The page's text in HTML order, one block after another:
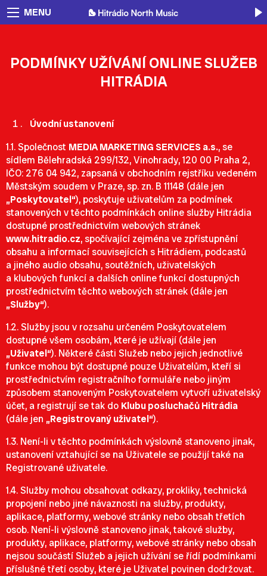
MENU
PODMÍNKY UŽÍVÁNÍ ONLINE SLUŽEB
HITRÁDIA
Úvodní ustanovení
1.1. Společnost MEDIA MARKETING SERVICES a.s., se
sídlem Bělehradská 299/132, Vinohrady, 120 00 Praha 2,
IČO: 276 04 942, zapsaná v obchodním rejstříku vedeném
Městským soudem v Praze, sp. zn. B 11148 (dále jen
„Poskytovatel“), poskytuje uživatelům za podmínek
stanovených v těchto podmínkách online služby Hitrádia
dostupné prostřednictvím webových stránek
www.hitradio.cz, spočívající zejména ve zpřístupnění
obsahu a informací souvisejících s Hitrádiem, podcastů
a jiného audio obsahu, soutěžních, uživatelských
a klubových funkcí a dalších online funkcí dostupných
prostřednictvím těchto webových stránek (dále jen
„Služby“).
1.2. Služby jsou v rozsahu určeném Poskytovatelem
dostupné všem osobám, které je užívají (dále jen
„Uživatel“). Některé části Služeb nebo jejich jednotlivé
funkce mohou být dostupné pouze Uživatelům, kteří si
prostřednictvím registračního formuláře nebo jiným
způsobem stanoveným Poskytovatelem vytvoří uživatelský
účet, a registrují se tak do Klubu posluchačů Hitrádia
(dále jen „Registrovaný uživatel“).
1.3. Není-li v těchto podmínkách výslovně stanoveno jinak,
ustanovení vztahující se na Uživatele se použijí také na
Registrované uživatele.
1.4. Služby mohou obsahovat odkazy, prokliky, technická
propojení nebo jiné návaznosti na služby, produkty,
aplikace, platformy, webové stránky nebo obsah třetích
osob. Není-li výslovně stanoveno jinak, takové služby,
produkty, aplikace, platformy, webové stránky nebo obsah
nejsou součástí Služeb a jejich užívání se řídí podmínkami
příslušné třetí osoby, které je Uživatel povinen dodržovat.